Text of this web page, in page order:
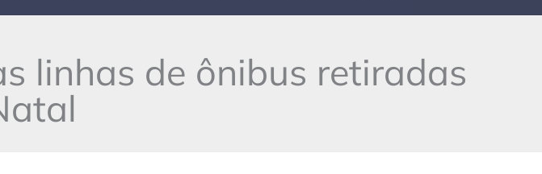
linhas de ônibus retiradas